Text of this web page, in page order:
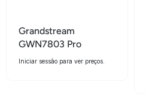
Grandstream
GWN7803 Pro
Iniciar sessão para ver preços.